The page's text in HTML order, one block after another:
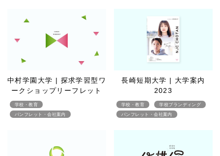
中村学園大学 | 探求学習型ワ
ークショップリーフレット
学校・教育
パンフレット・会社案内
長崎短期大学 | 大学案内
2023
学校・教育
学校ブランディング
パンフレット・会社案内